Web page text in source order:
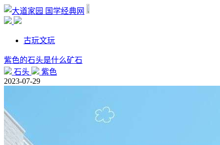
国学经典网
古玩文玩
紫色的石头是什么矿石
石头
紫色
2023-07-29